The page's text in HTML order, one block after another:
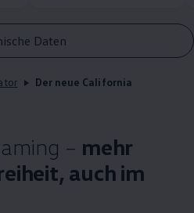
Daten
Der neue California
– mehr
auch im